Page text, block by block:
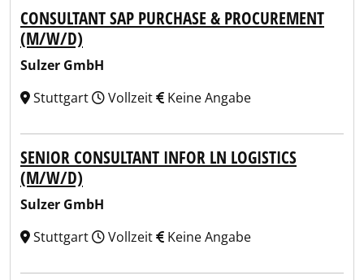
CONSULTANT SAP PURCHASE & PROCUREMENT
(M/W/D)
Sulzer GmbH
Stuttgart
Vollzeit Keine Angabe
SENIOR CONSULTANT INFOR LN LOGISTICS
(M/W/D)
Sulzer GmbH
Stuttgart
Vollzeit Keine Angabe